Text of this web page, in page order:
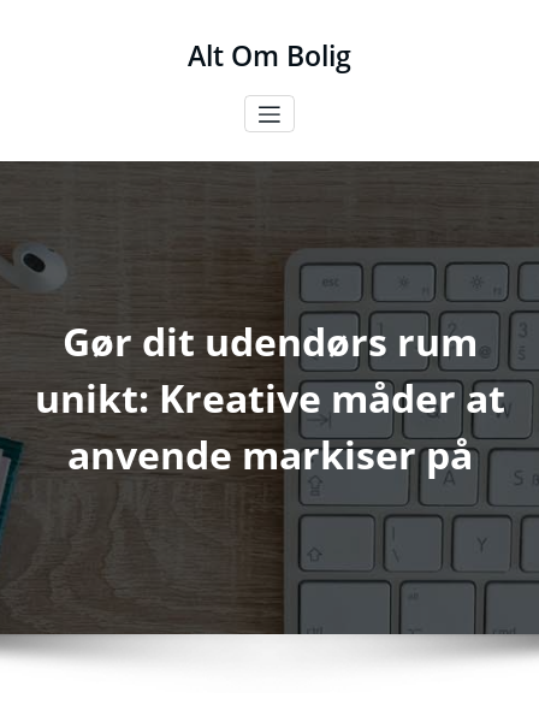
Alt Om Bolig
Gør dit udendørs rum
unikt: Kreative måder at
anvende markiser på